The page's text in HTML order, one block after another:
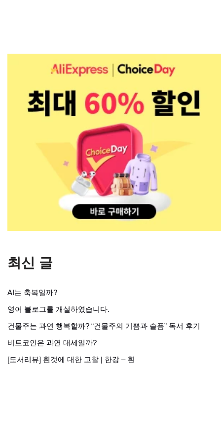
최신 글
AI는 축복일까?
영어 블로그를 개설하였습니다.
건물주는 과연 행복할까? “건물주의 기쁨과 슬픔” 독서 후기
비트코인은 과연 대세일까?
[도서리뷰] 흰것에 대한 고찰 | 한강 – 흰